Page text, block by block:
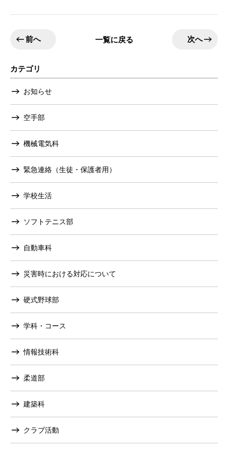
前へ 一覧に戻る 次へ
カテゴリ
お知らせ
空手部
機械電気科
緊急連絡（生徒・保護者用）
学校生活
ソフトテニス部
自動車科
災害時における対応について
硬式野球部
学科・コース
情報技術科
柔道部
建築科
クラブ活動